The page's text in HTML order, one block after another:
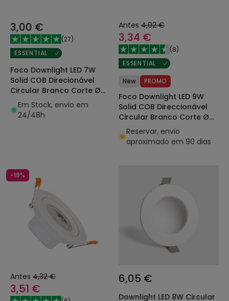
3,00 €
(27)
ESSENTIAL
Foco Downlight LED 7W
Solid COB Direcionável
Circular Branco Corte Ø
75 mm
Em Stock, envio em
24/48h
Antes 4,02 €
3,34 €
(8)
ESSENTIAL
New PROMO
Foco Downlight LED 9W
Solid COB Direccionável
Circular Branco Corte Ø
95 mm
Reservar, envio
aproximado em 90 dias
-19%
Antes 4,32 €
3,51 €
6,05 €
Downlight LED 8W Circular